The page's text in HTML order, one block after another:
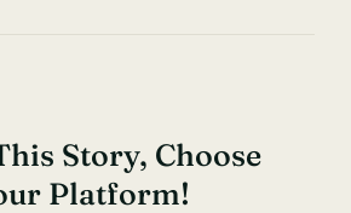
Story, Choose
Platform!